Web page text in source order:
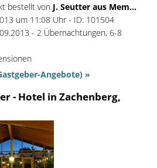
bestellt von J. Seutter aus Mem...
um 11:08 Uhr - ID: 101504
- 2 Übernachtungen, 6-8
Angebote) »
- Hotel in Zachenberg,